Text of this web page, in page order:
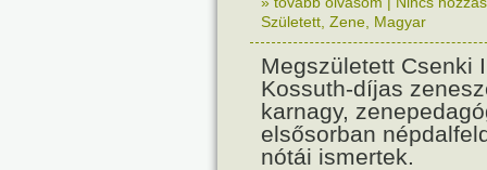
Született Zene Magyar
Megszületett Csenki
Kossuth-díjas
karnagy,
elsősorban
nótái ismertek.